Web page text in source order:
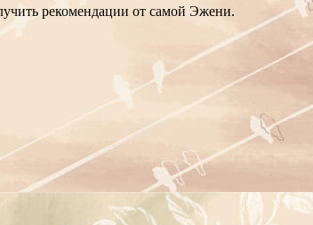
рекомендации от самой Эжени.